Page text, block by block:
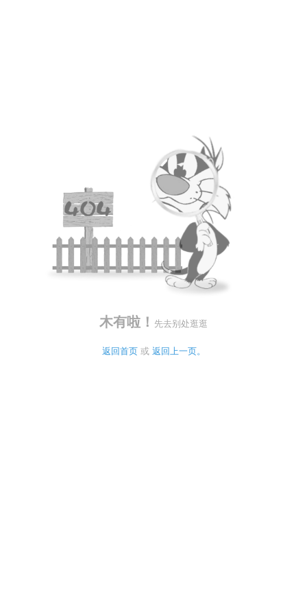
木有啦！ 先去别处逛逛
返回首页 或 返回上一页。